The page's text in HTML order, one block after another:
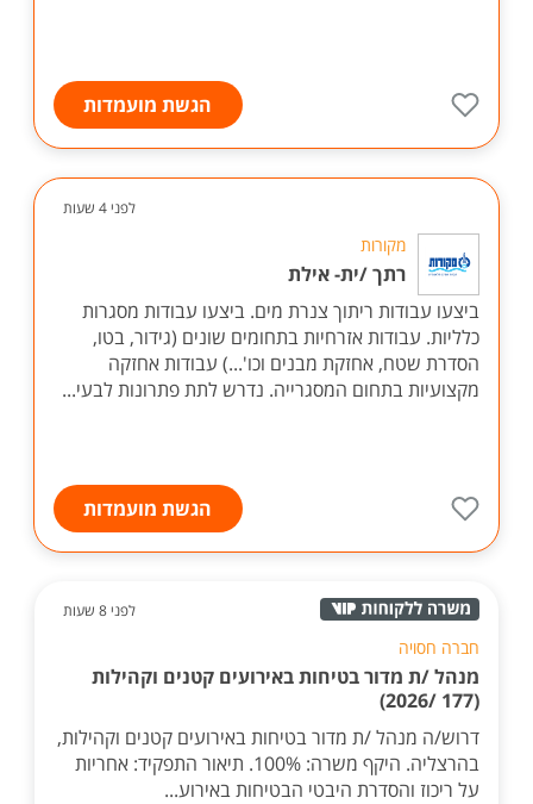
הגשת מועמדות
לפני 4 שעות
מקורות
רתך /ית- אילת
ביצעו עבודות ריתוך צנרת מים. ביצעו עבודות מסגרות
כלליות. עבודות אזרחיות בתחומים שונים (גידור, בטו,
הסדרת שטח, אחזקת מבנים וכו'...) עבודות אחזקה
מקצועיות בתחום המסגרייה. נדרש לתת פתרונות לבעי...
הגשת מועמדות
לפני 8 שעות
חברה חסויה
מנהל /ת מדור בטיחות באירועים קטנים וקהילות
(177 /2026)
דרוש/ה מנהל /ת מדור בטיחות באירועים קטנים וקהילות,
בהרצליה. היקף משרה: 100%. תיאור התפקיד: אחריות
על ריכוז והסדרת היבטי הבטיחות באירוע...